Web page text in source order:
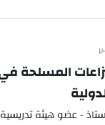
- عضو هيئة